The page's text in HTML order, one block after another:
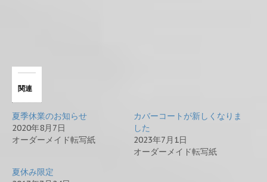
関連
夏季休業のお知らせ
2020年8月7日
オーダーメイド転写紙
カバーコートが新しくなりま
した
2023年7月1日
オーダーメイド転写紙
夏休み限定